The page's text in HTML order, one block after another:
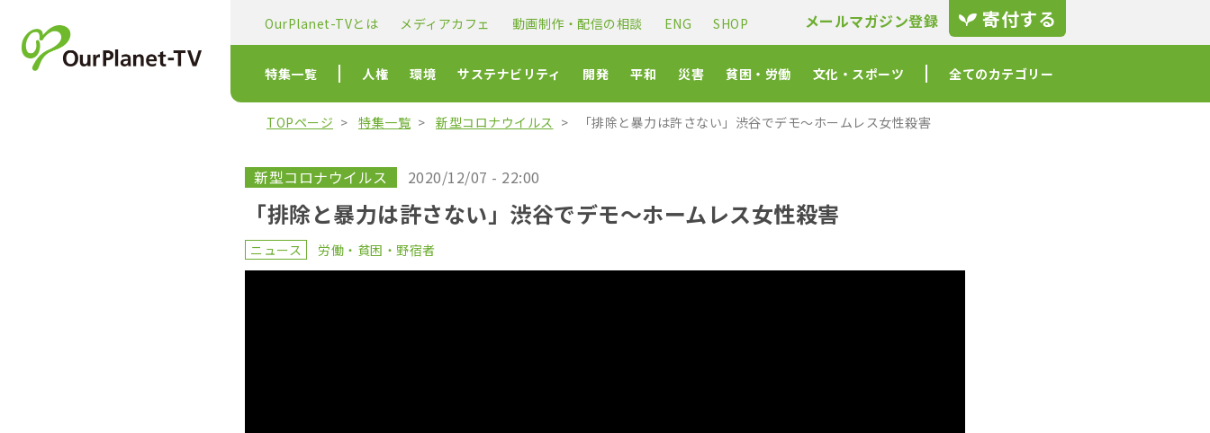
OurPlanet-TVとは メディアカフェ 動画制作・配信の相談 ENG SHOP メールマガジン登録 寄付する
特集一覧 人権 環境 サステナビリティ 開発 平和 災害 貧困・労働 文化・スポーツ 全てのカテゴリー
TOPページ 特集一覧 新型コロナウイルス 「排除と暴力は許さない」渋谷でデモ〜ホームレス女性殺害
新型コロナウイルス 2020/12/07 - 22:00
「排除と暴力は許さない」渋谷でデモ〜ホームレス女性殺害
ニュース 労働・貧困・野宿者